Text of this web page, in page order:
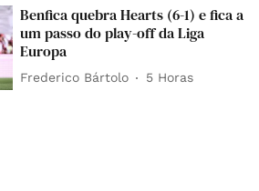
Benfica quebra Hearts (6-1) e fica a
um passo do play-off da Liga
Europa
Frederico Bártolo 5 Horas